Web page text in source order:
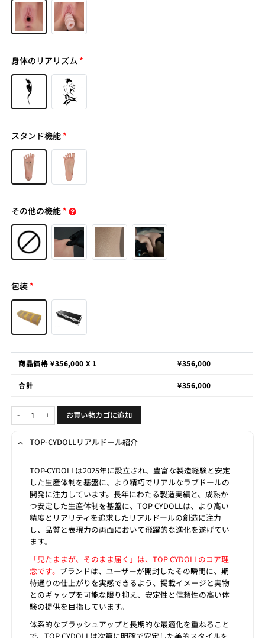
身体のリアリズム *
スタンド機能 *
その他の機能 *
包装 *
商品価格 ¥356,000 X 1 ¥356,000
合計 ¥356,000
Liang 168cm F-cup個お買い物カゴに追加
TOP-CYDOLLリアルドール紹介
TOP-CYDOLLは2025年に設立され、豊富な製造経験と安定
した生産体制を基盤に、より精巧でリアルなラブドールの
開発に注力しています。長年にわたる製造実績と、成熟か
つ安定した生産体制を基盤に、TOP-CYDOLLは、より高い
精度とリアリティを追求したリアルドールの創造に注力
し、品質と表現力の両面において飛躍的な進化を遂げてい
ます。
「見たままが、そのまま届く」は、TOP-CYDOLLのコア理
念です。 ブランドは、ユーザーが開封したその瞬間に、期
待通りの仕上がりを実感できるよう、掲載イメージと実物
とのギャップを可能な限り抑え、安定性と信頼性の高い体
験の提供を目指しています。
体系的なブラッシュアップと長期的な最適化を重ねること